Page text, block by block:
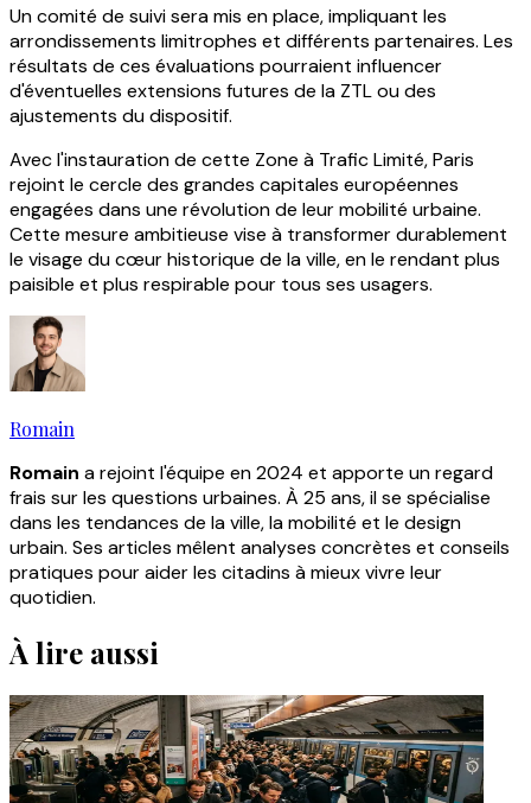
Un comité de suivi sera mis en place, impliquant les
arrondissements limitrophes et différents partenaires. Les
résultats de ces évaluations pourraient influencer
d'éventuelles extensions futures de la ZTL ou des
ajustements du dispositif.
Avec l'instauration de cette Zone à Trafic Limité, Paris
rejoint le cercle des grandes capitales européennes
engagées dans une révolution de leur mobilité urbaine.
Cette mesure ambitieuse vise à transformer durablement
le visage du cœur historique de la ville, en le rendant plus
paisible et plus respirable pour tous ses usagers.
Romain
Romain a rejoint l'équipe en 2024 et apporte un regard
frais sur les questions urbaines. À 25 ans, il se spécialise
dans les tendances de la ville, la mobilité et le design
urbain. Ses articles mêlent analyses concrètes et conseils
pratiques pour aider les citadins à mieux vivre leur
quotidien.
À lire aussi